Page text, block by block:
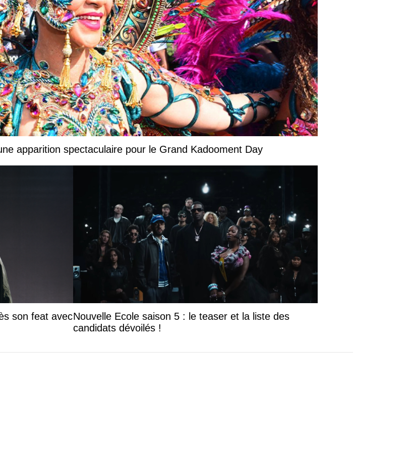
apparition spectaculaire pour le Grand Kadooment Day
son feat avecNouvelle Ecole saison 5 : le teaser et la liste des
candidats dévoilés !